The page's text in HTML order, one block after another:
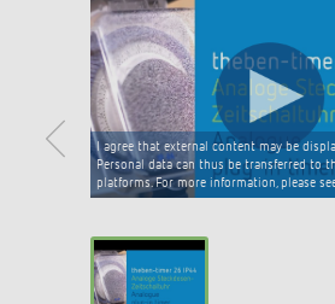
I agree that external content may be
Personal data can thus be transferred to
platforms. For more information, please